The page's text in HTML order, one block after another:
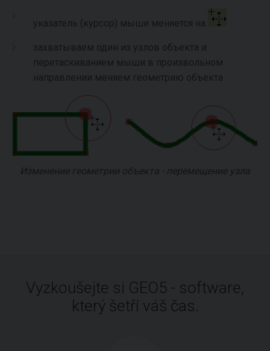
указатель (курсор) мыши меняется на
захватываем один из узлов объекта и
перетаскиванием мыши в произвольном
направлении меняем геометрию объекта
Изменение геометрии объекта - перемещение узла
Vyzkoušejte si GEO5 - software,
který šetří váš čas.